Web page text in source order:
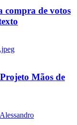
compra de votos
Mãos de